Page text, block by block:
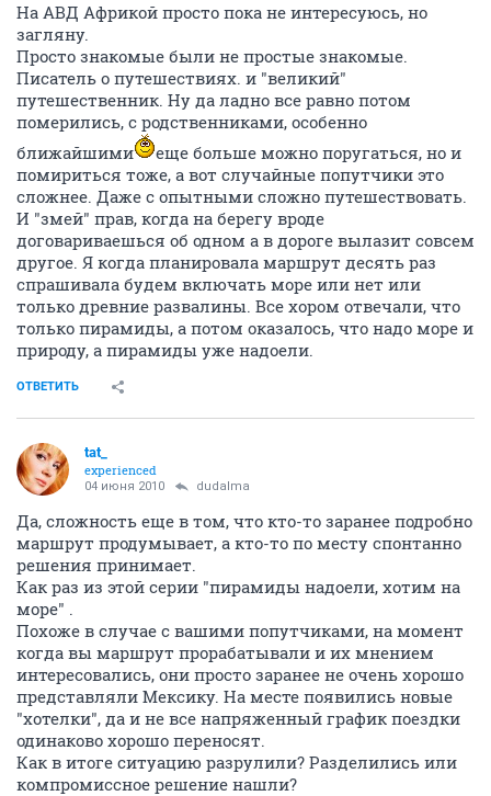
На АВД Африкой просто пока не интересуюсь, но
загляну.
Просто знакомые были не простые знакомые.
Писатель о путешествиях. и "великий"
путешественник. Ну да ладно все равно потом
померились, с родственниками, особенно
ближайшими
еще больше можно поругаться, но и
помириться тоже, а вот случайные попутчики это
сложнее. Даже с опытными сложно путешествовать.
И "змей" прав, когда на берегу вроде
договариваешься об одном а в дороге вылазит совсем
другое. Я когда планировала маршрут десять раз
спрашивала будем включать море или нет или
только древние развалины. Все хором отвечали, что
только пирамиды, а потом оказалось, что надо море и
природу, а пирамиды уже надоели.
ОТВЕТИТЬ
tat_
experienced
04 июня 2010 dudalma
Да, сложность еще в том, что кто-то заранее подробно
маршрут продумывает, а кто-то по месту спонтанно
решения принимает.
Как раз из этой серии "пирамиды надоели, хотим на
море" .
Похоже в случае с вашими попутчиками, на момент
когда вы маршрут прорабатывали и их мнением
интересовались, они просто заранее не очень хорошо
представляли Мексику. На месте появились новые
"хотелки", да и не все напряженный график поездки
одинаково хорошо переносят.
Как в итоге ситуацию разрулили? Разделились или
компромиссное решение нашли?